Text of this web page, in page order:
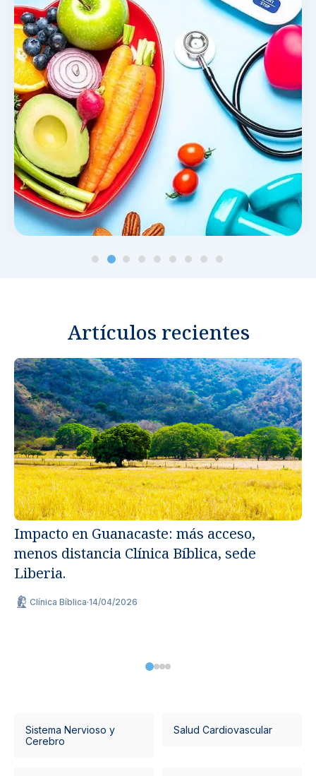
Noticias y blog
Artículos recientes
Impacto en Guanacaste: más acceso,
menos distancia Clínica Bíblica, sede
Liberia.
Clínica Bíblica·14/04/2026
Sistema Nervioso y
Cerebro
Salud Cardiovascular